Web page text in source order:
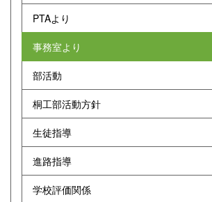
PTAより
事務室より
部活動
桐工部活動方針
生徒指導
進路指導
学校評価関係